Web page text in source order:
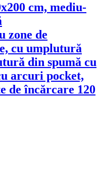
cm, mediu-
zone de
cu umplutură
din spumă cu
arcuri pocket,
de încărcare 120